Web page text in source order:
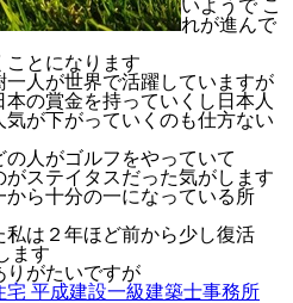
いようで こ
れが進んで
ことになります
人が世界で活躍していますが
の賞金を持っていくし日本人
が下がっていくのも仕方ない
人がゴルフをやっていて
ステイタスだった気がします
ら十分の一になっている所
は２年ほど前から少し復活
ます
りがたいですが
平成建設一級建築士事務所